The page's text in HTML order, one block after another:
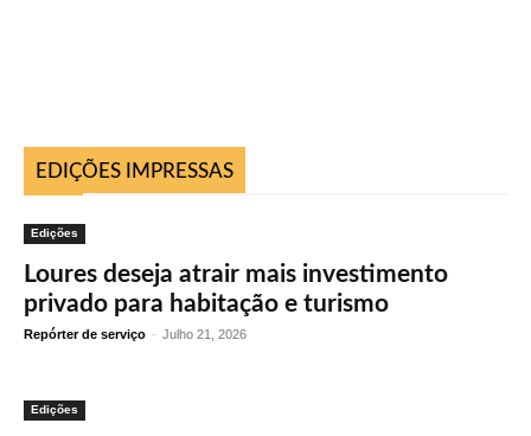
EDIÇÕES IMPRESSAS
Edições
Loures deseja atrair mais investimento
privado para habitação e turismo
Repórter de serviço - Julho 21, 2026
Edições